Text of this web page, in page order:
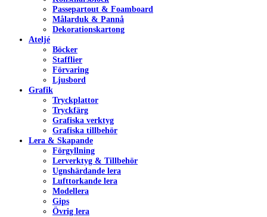
Passepartout & Foamboard
Målarduk & Pannå
Dekorationskartong
Ateljé
Böcker
Stafflier
Förvaring
Ljusbord
Grafik
Tryckplattor
Tryckfärg
Grafiska verktyg
Grafiska tillbehör
Lera & Skapande
Förgyllning
Lerverktyg & Tillbehör
Ugnshärdande lera
Lufttorkande lera
Modellera
Gips
Övrig lera